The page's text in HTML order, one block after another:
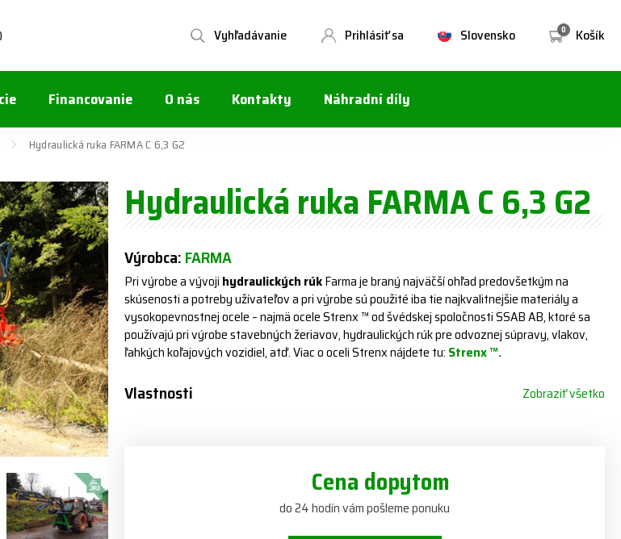
0 Košík
Slovensko
Prihlásiť sa
Vyhľadávanie
Financovanie O nás Kontakty Náhradní díly
Hydraulická ruka FARMA C 6,3 G2
Hydraulická ruka FARMA C 6,3 G2
Výrobca:FARMA
Pri výrobe a vývoji hydraulických rúkFarma je braný najväčší ohľad predovšetkým na
skúsenosti a potreby užívateľov a pri výrobe sú použité iba tie najkvalitnejšie materiály a
vysokopevnostnej ocele – najmä ocele Strenx ™ od švédskej spoločnosti SSAB AB, ktoré sa
používajú pri výrobe stavebných žeriavov, hydraulických rúk pre odvoznej súpravy, vlakov,
ľahkých koľajových vozidiel, atď. Viac o oceli Strenx nájdete tu: Strenx ™.
Vlastnosti Zobraziť všetko
Cena dopytom
do 24 hodín vám pošleme ponuku